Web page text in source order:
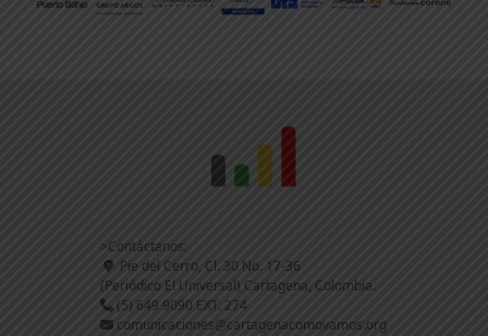
>Contáctanos:
Pie del Cerro, Cl. 30 No. 17-36
(Periódico El Universal) Cartagena, Colombia.
(5) 649 9090 EXT. 274
comunicaciones@cartagenacomovamos.org